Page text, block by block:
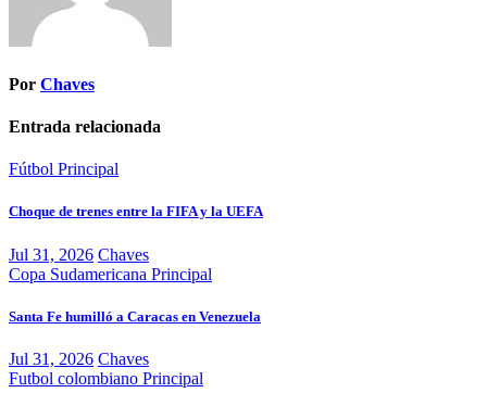
Por Chaves
Entrada relacionada
Fútbol Principal
Choque de trenes entre la FIFA y la UEFA
Jul 31, 2026 Chaves
Copa Sudamericana Principal
Santa Fe humilló a Caracas en Venezuela
Jul 31, 2026 Chaves
Futbol colombiano Principal